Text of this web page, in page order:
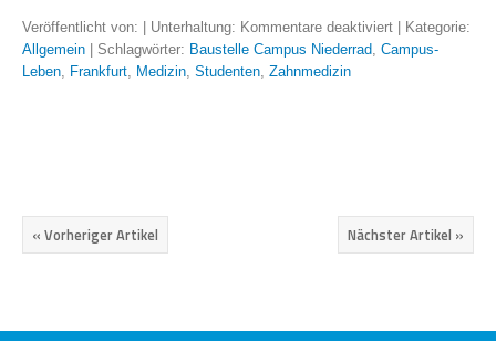
Veröffentlicht von: | Unterhaltung: Kommentare deaktiviert
| Kategorie:
Allgemein
| Schlagwörter: Baustelle Campus Niederrad, Campus-
Leben, Frankfurt, Medizin, Studenten, Zahnmedizin
Nächster Artikel »
« Vorheriger Artikel